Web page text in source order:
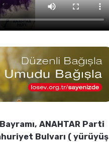
ANAHTAR Parti
Bulvarı ( yürüyüş